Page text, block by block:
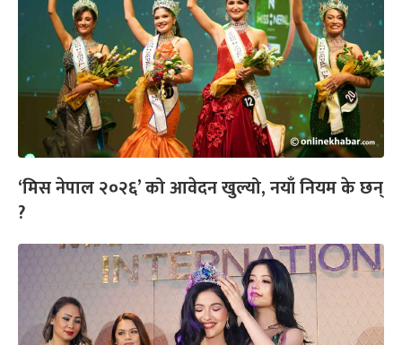
‘मिस नेपाल २०२६’ को आवेदन खुल्यो, नयाँ नियम के छन्
?